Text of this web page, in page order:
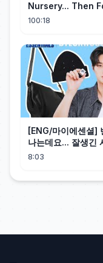
Nursery... Then
Beastmen
100:18
[ENG/마이에센셜]
나는데요... 잘생긴
개 (TAMBURINS,
8:03